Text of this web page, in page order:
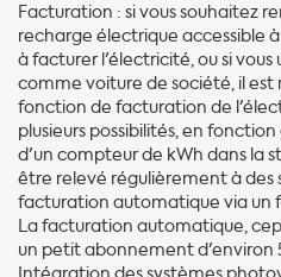
Facturation : si vous souhaitez
recharge électrique accessible
à facturer l'électricité, ou si
comme voiture de société, il
fonction de facturation de
plusieurs possibilités, en
d'un compteur de kWh dans la
être relevé régulièrement à des
facturation automatique via un
La facturation automatique,
un petit abonnement d'environ